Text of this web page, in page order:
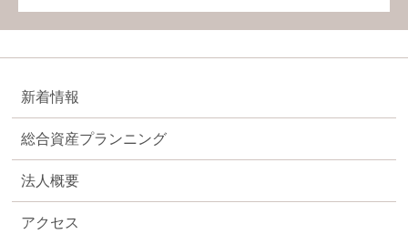
新着情報
総合資産プランニング
法人概要
アクセス